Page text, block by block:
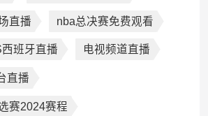
直播 nba总决赛免费观看
班牙直播 电视频道直播
直播
赛2024赛程